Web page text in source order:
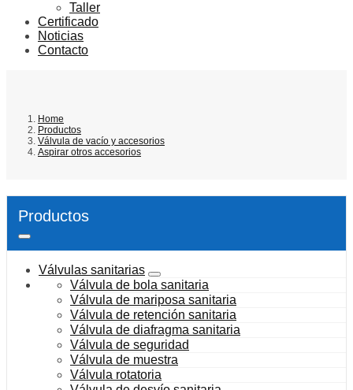
Taller
Certificado
Noticias
Contacto
Home
Productos
Válvula de vacío y accesorios
Aspirar otros accesorios
Productos
Válvulas sanitarias
Válvula de bola sanitaria
Válvula de mariposa sanitaria
Válvula de retención sanitaria
Válvula de diafragma sanitaria
Válvula de seguridad
Válvula de muestra
Válvula rotatoria